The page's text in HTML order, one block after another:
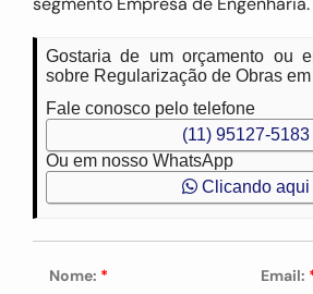
Gostaria de um orçamento ou
sobre Regularização de Obras
Fale conosco pelo telefone
(11) 95127-5183
Ou em nosso WhatsApp
Clicando aqui
Nome: * Email: